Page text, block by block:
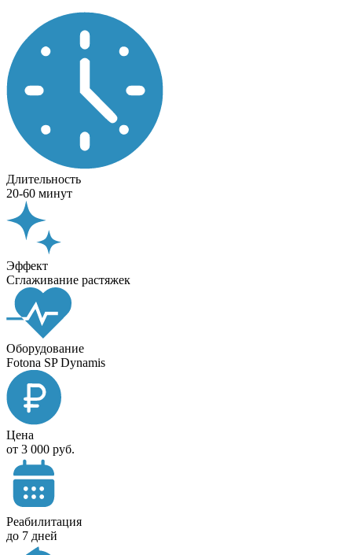
Длительность
20-60 минут
Эффект
Сглаживание растяжек
Оборудование
Fotona SP Dynamis
Цена
от 3 000 руб.
Реабилитация
до 7 дней